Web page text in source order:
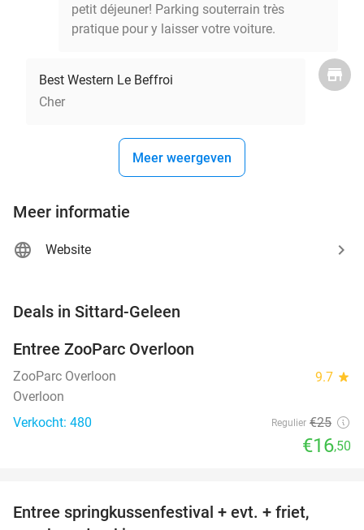
petit déjeuner! Parking souterrain très
pratique pour y laisser votre voiture.
Best Western Le Beffroi
Cher
Meer weergeven
Meer informatie
Website
Deals in Sittard-Geleen
TODAY
Entree ZooParc Overloon
ZooParc Overloon 9.7 star
Overloon
Verkocht: 480
Regulier €25
€16,50
Entree springkussenfestival + evt. + friet,